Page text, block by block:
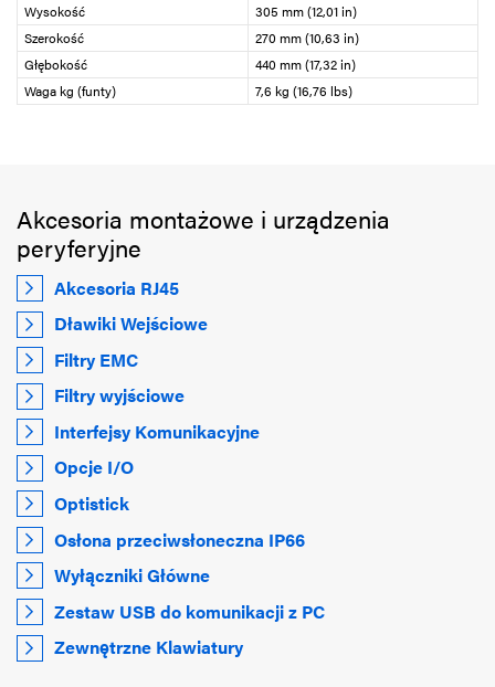
Wysokość
305 mm (12,01 in)
Szerokość
270 mm (10,63 in)
Głębokość
440 mm (17,32 in)
Waga kg (funty)
7,6 kg (16,76 lbs)
Akcesoria montażowe i urządzenia
peryferyjne
Akcesoria RJ45
Dławiki Wejściowe
Filtry EMC
Filtry wyjściowe
Interfejsy Komunikacyjne
Opcje I/O
Optistick
Osłona przeciwsłoneczna IP66
Wyłączniki Główne
Zestaw USB do komunikacji z PC
Zewnętrzne Klawiatury